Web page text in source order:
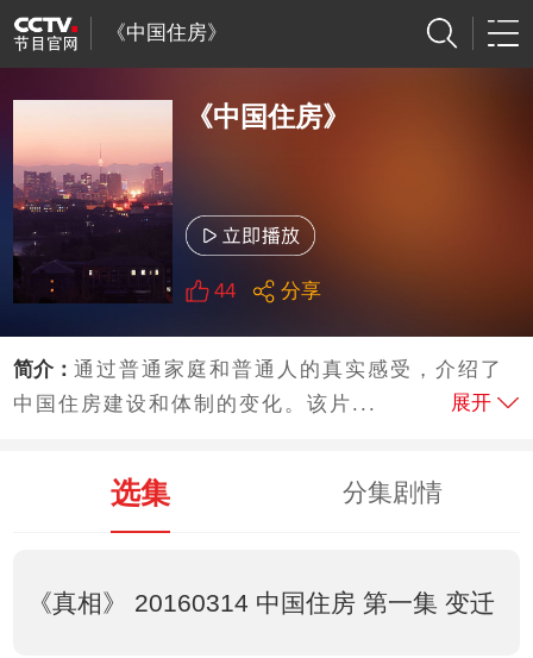
《中国住房》
《中国住房》
44 分享
简介：通过普通家庭和普通人的真实感受，介绍了
中国住房建设和体制的变化。该片...
展开
选集 分集剧情
《真相》 20160314 中国住房 第一集 变迁